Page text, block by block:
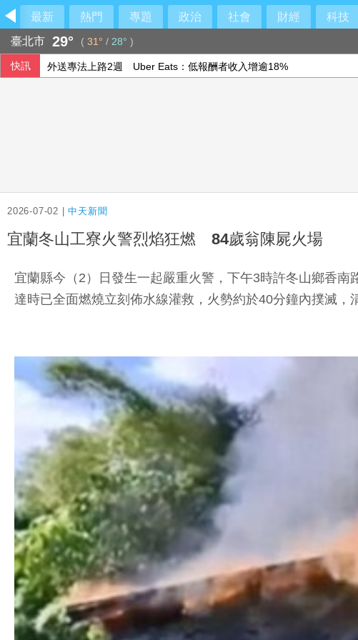
最新 熱門 專題 政治 社會 財經 科技
臺北市 29° ( 31° / 28° )
快訊 外送專法上路2週 Uber Eats：低報酬者收入增逾18%
2026-07-02 |中天新聞
宜蘭冬山工寮火警烈焰狂燃 84歲翁陳屍火場
宜蘭縣今（2）日發生一起嚴重火警，下午3時許冬山鄉香
達時已全面燃燒立刻佈水線灌救，火勢約於40分鐘內撲滅